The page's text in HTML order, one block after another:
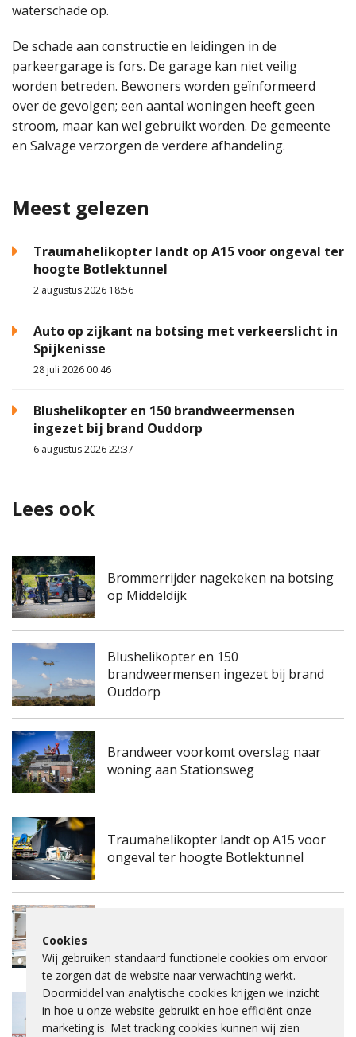
waterschade op.
De schade aan constructie en leidingen in de
parkeergarage is fors. De garage kan niet veilig
worden betreden. Bewoners worden geïnformeerd
over de gevolgen; een aantal woningen heeft geen
stroom, maar kan wel gebruikt worden. De gemeente
en Salvage verzorgen de verdere afhandeling.
Meest gelezen
Traumahelikopter landt op A15 voor ongeval ter
hoogte Botlektunnel
2 augustus 2026 18:56
Auto op zijkant na botsing met verkeerslicht in
Spijkenisse
28 juli 2026 00:46
Blushelikopter en 150 brandweermensen
ingezet bij brand Ouddorp
6 augustus 2026 22:37
Lees ook
Brommerrijder nagekeken na botsing
op Middeldijk
Blushelikopter en 150
brandweermensen ingezet bij brand
Ouddorp
Brandweer voorkomt overslag naar
woning aan Stationsweg
Traumahelikopter landt op A15 voor
ongeval ter hoogte Botlektunnel
ontruimd na mogelijke gaslucht
Spijkenisserbrug twee keer enkele
nachten dicht voor onderhoud
Cookies
Wij gebruiken standaard functionele cookies om ervoor
te zorgen dat de website naar verwachting werkt.
Doormiddel van analytische cookies krijgen we inzicht
in hoe u onze website gebruikt en hoe efficiënt onze
marketing is. Met tracking cookies kunnen wij zien